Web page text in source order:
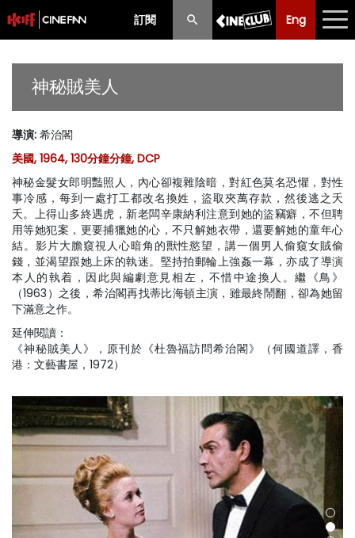
訂閱 Eng
Eng 中文
節目
購票須知
優惠計劃
前期節目
神秘賊美人
導演: 希治閣
美國, 1964, 130分鐘分鐘, DCP
神秘金髮女郎明豔照人，內心卻複雜陰暗，對紅色莫名恐懼，對性
事冷感，每到一處打工都改名換姓，盜取夾萬存款，然後逃之夭
夭。上得山多終遇虎，新老闆辛康納利注意到她的盜竊癖，不但聘
用等她犯案，更要捕獵她的心，不只解她衣帶，還要解她的童年心
結。影片大膽窺視人心暗角的獸性慾望，講一個男人偷窺女賊偷
錢，並渴望跟她上床的執迷。堅持拍郵輪上強姦一幕，亦成了導演
本人的執着，因此與編劇意見相左，不惜中途換人。繼《鳥》
（1963）之後，希治閣再找蒂比海頓主演，雖最終鬧翻，卻為她留
下滿意之作。
延伸閱讀：
《神秘賊美人》
，原刊於《杜魯福訪問希治閣》（何國道譯，香
港：文藝書屋，1972）